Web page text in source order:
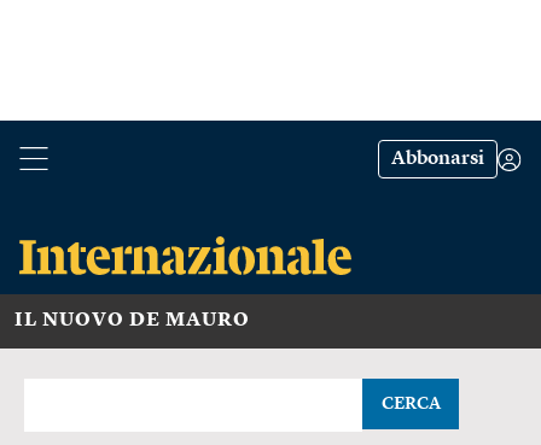
Abbonarsi
IL NUOVO DE MAURO
CERCA